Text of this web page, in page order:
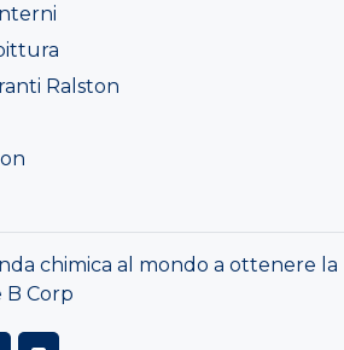
Ralston
chimica al mondo a ottenere la
B Corp